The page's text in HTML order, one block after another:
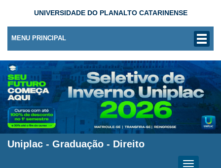
UNIVERSIDADE DO PLANALTO CATARINENSE
MENU PRINCIPAL
Uniplac - Graduação - Direito
Toggle